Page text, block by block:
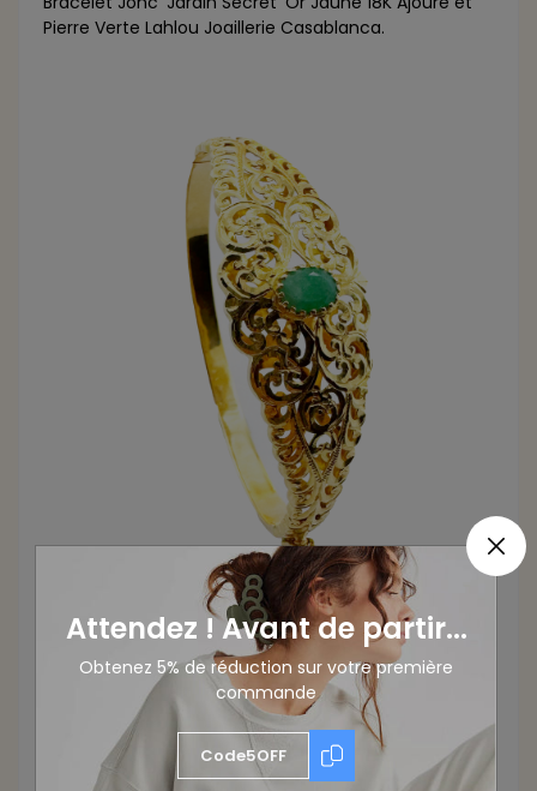
Pierre Verte Lahlou Joaillerie Casablanca.
Attendez ! Avant de partir...
Obtenez 5% de réduction sur votre première
commande
Code5OFF